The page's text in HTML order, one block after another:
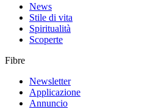
News
Stile di vita
Spiritualità
Scoperte
Fibre
Newsletter
Applicazione
Annuncio